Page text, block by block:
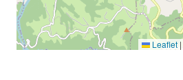
Leaflet |